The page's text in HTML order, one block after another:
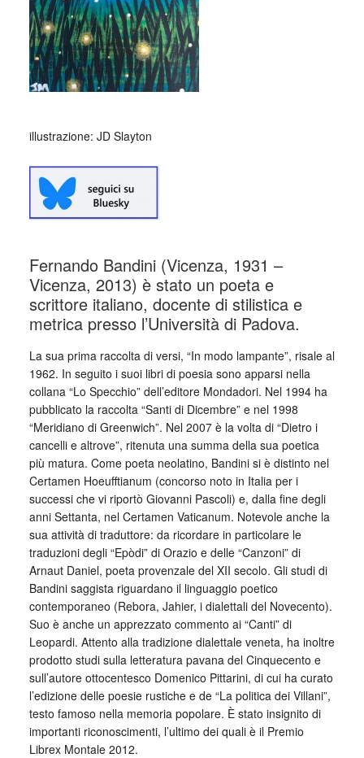
illustrazione: JD Slayton
Fernando Bandini (Vicenza, 1931 –
Vicenza, 2013) è stato un poeta e
scrittore italiano, docente di stilistica e
metrica presso l’Università di Padova.
La sua prima raccolta di versi, “In modo lampante”, risale al
1962. In seguito i suoi libri di poesia sono apparsi nella
collana “Lo Specchio” dell’editore Mondadori. Nel 1994 ha
pubblicato la raccolta “Santi di Dicembre” e nel 1998
“Meridiano di Greenwich”. Nel 2007 è la volta di “Dietro i
cancelli e altrove”, ritenuta una summa della sua poetica
più matura. Come poeta neolatino, Bandini si è distinto nel
Certamen Hoeufftianum (concorso noto in Italia per i
successi che vi riportò Giovanni Pascoli) e, dalla fine degli
anni Settanta, nel Certamen Vaticanum. Notevole anche la
sua attività di traduttore: da ricordare in particolare le
traduzioni degli “Epòdi” di Orazio e delle “Canzoni” di
Arnaut Daniel, poeta provenzale del XII secolo. Gli studi di
Bandini saggista riguardano il linguaggio poetico
contemporaneo (Rebora, Jahier, i dialettali del Novecento).
Suo è anche un apprezzato commento ai “Canti” di
Leopardi. Attento alla tradizione dialettale veneta, ha inoltre
prodotto studi sulla letteratura pavana del Cinquecento e
sull’autore ottocentesco Domenico Pittarini, di cui ha curato
l’edizione delle poesie rustiche e de “La politica dei Villani”,
testo famoso nella memoria popolare. È stato insignito di
importanti riconoscimenti, l’ultimo dei quali è il Premio
Librex Montale 2012.